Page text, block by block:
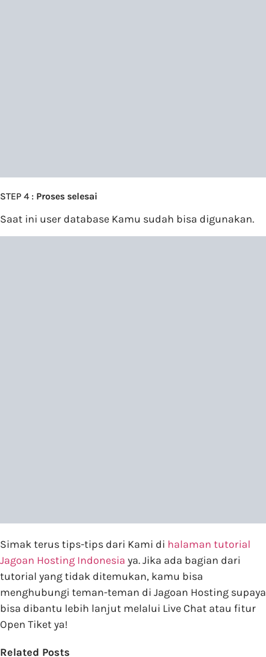
STEP 4 : Proses selesai
Saat ini user database Kamu sudah bisa digunakan.
Simak terus tips-tips dari Kami di halaman tutorial
Jagoan Hosting Indonesia ya. Jika ada bagian dari
tutorial yang tidak ditemukan, kamu bisa
menghubungi teman-teman di Jagoan Hosting supaya
bisa dibantu lebih lanjut melalui Live Chat atau fitur
Open Tiket ya!
Related Posts